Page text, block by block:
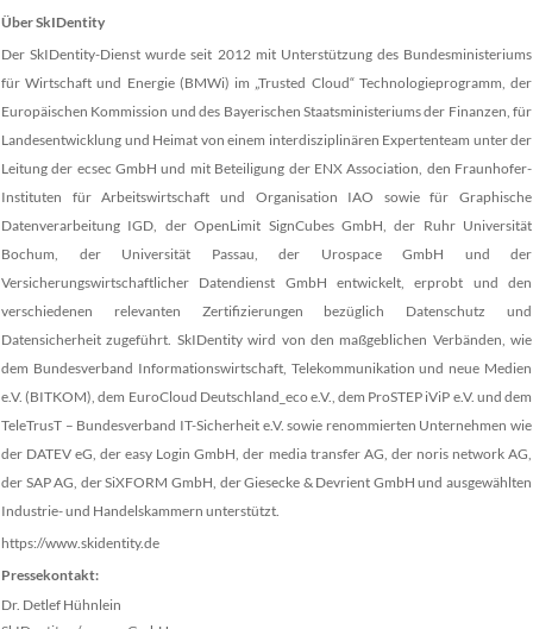
Über SkIDentity
Der SkIDentity-Dienst wurde seit 2012 mit Unterstützung des Bundesministeriums
für Wirtschaft und Energie (BMWi) im „Trusted Cloud“ Technologieprogramm, der
Europäischen Kommission und des Bayerischen Staatsministeriums der Finanzen, für
Landesentwicklung und Heimat von einem interdisziplinären Expertenteam unter der
Leitung der ecsec GmbH und mit Beteiligung der ENX Association, den Fraunhofer-
Instituten für Arbeitswirtschaft und Organisation IAO sowie für Graphische
Datenverarbeitung IGD, der OpenLimit SignCubes GmbH, der Ruhr Universität
Bochum, der Universität Passau, der Urospace GmbH und der
Versicherungswirtschaftlicher Datendienst GmbH entwickelt, erprobt und den
verschiedenen relevanten Zertifizierungen bezüglich Datenschutz und
Datensicherheit zugeführt. SkIDentity wird von den maßgeblichen Verbänden, wie
dem Bundesverband Informationswirtschaft, Telekommunikation und neue Medien
e.V. (BITKOM), dem EuroCloud Deutschland_eco e.V., dem ProSTEP iViP e.V. und dem
TeleTrusT – Bundesverband IT-Sicherheit e.V. sowie renommierten Unternehmen wie
der DATEV eG, der easy Login GmbH, der media transfer AG, der noris network AG,
der SAP AG, der SiXFORM GmbH, der Giesecke & Devrient GmbH und ausgewählten
Industrie- und Handelskammern unterstützt.
https://www.skidentity.de
Pressekontakt:
Dr. Detlef Hühnlein